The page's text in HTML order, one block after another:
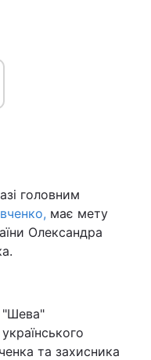
головним
має мету
Олександра
"Шева"
та захисника